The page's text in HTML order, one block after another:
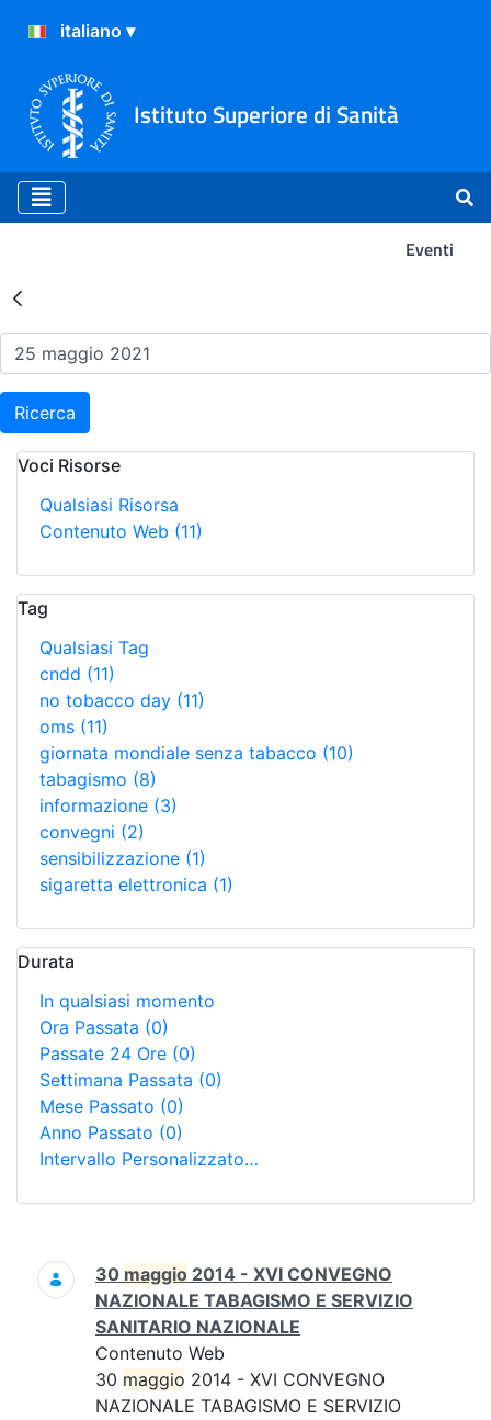
Istituto Superiore di Sanità
Eventi
Risultati della Ricerca -
Ricerca
Voci Risorse
Qualsiasi Risorsa
Contenuto Web (11)
Tag
Qualsiasi Tag
cndd (11)
no tobacco day (11)
oms (11)
giornata mondiale senza tabacco (10)
tabagismo (8)
informazione (3)
convegni (2)
sensibilizzazione (1)
sigaretta elettronica (1)
Durata
In qualsiasi momento
Ora Passata (0)
Passate 24 Ore (0)
Settimana Passata (0)
Mese Passato (0)
Anno Passato (0)
Intervallo Personalizzato…
Ricerca
30 maggio 2014 - XVI CONVEGNO
NAZIONALE TABAGISMO E SERVIZIO
SANITARIO NAZIONALE
Contenuto Web
30 maggio 2014 - XVI CONVEGNO
NAZIONALE TABAGISMO E SERVIZIO